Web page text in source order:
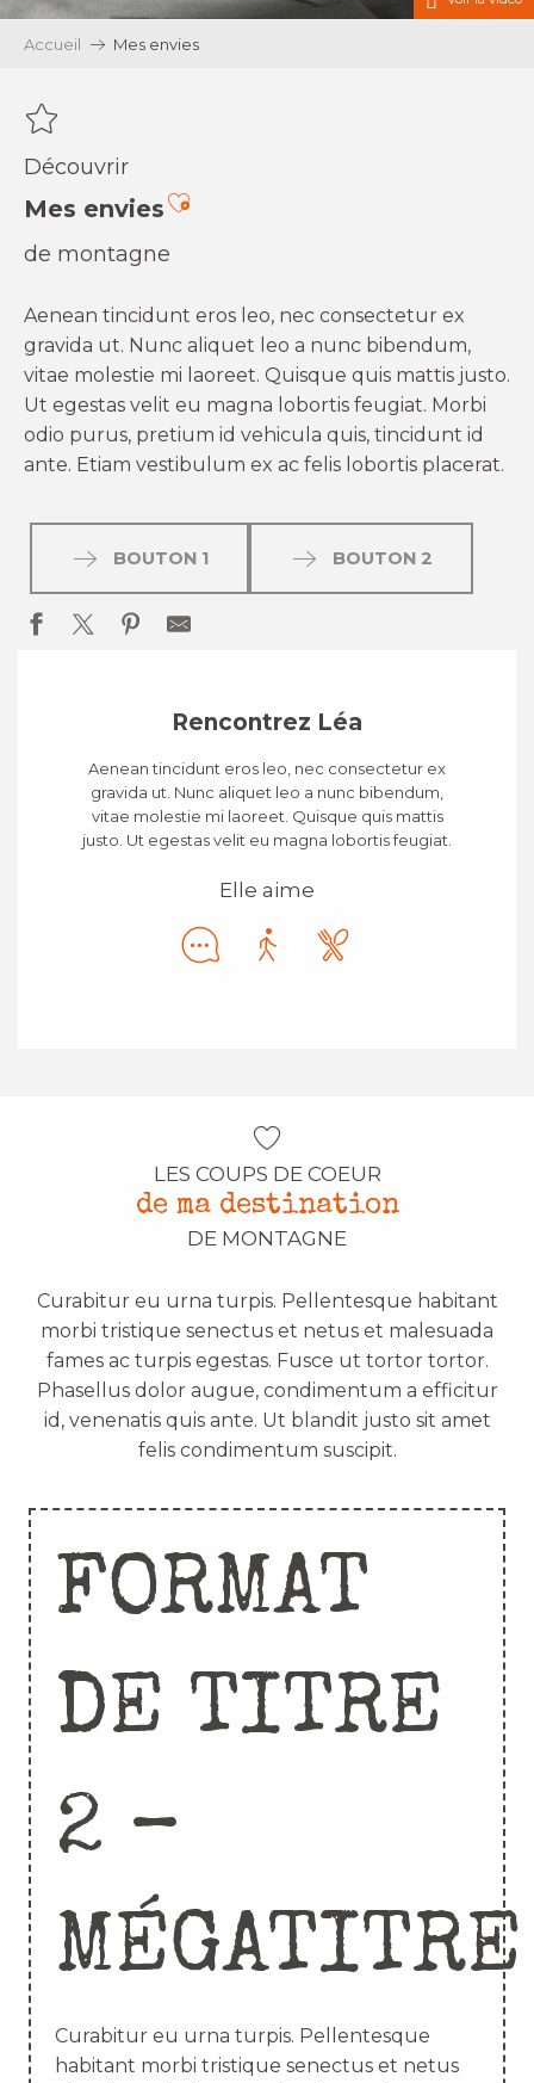
Accueil Mes envies
Découvrir
Mes enviesAjouter aux favoris
de montagne
Aenean tincidunt eros leo, nec consectetur ex
gravida ut. Nunc aliquet leo a nunc bibendum,
vitae molestie mi laoreet. Quisque quis mattis justo.
Ut egestas velit eu magna lobortis feugiat. Morbi
odio purus, pretium id vehicula quis, tincidunt id
ante. Etiam vestibulum ex ac felis lobortis placerat.
BOUTON 1 BOUTON 2
Rencontrez Léa
Aenean tincidunt eros leo, nec consectetur ex
gravida ut. Nunc aliquet leo a nunc bibendum,
vitae molestie mi laoreet. Quisque quis mattis
justo. Ut egestas velit eu magna lobortis feugiat.
Elle aime
LES COUPS DE COEUR
de ma destination
DE MONTAGNE
Curabitur eu urna turpis. Pellentesque habitant
morbi tristique senectus et netus et malesuada
fames ac turpis egestas. Fusce ut tortor tortor.
Phasellus dolor augue, condimentum a efficitur
id, venenatis quis ante. Ut blandit justo sit amet
felis condimentum suscipit.
FORMAT
DE TITRE
2 –
MÉGATITRE
Curabitur eu urna turpis. Pellentesque
habitant morbi tristique senectus et netus